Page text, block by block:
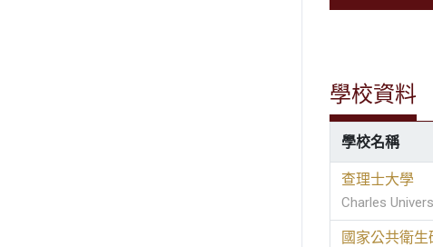
學校資料
學校名稱
查理士大學
Charles
國家公共衛生